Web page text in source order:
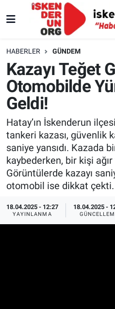
HABERLER GÜNDEM
Kazayı Teğet
Otomobilde
Geldi!
Hatay’ın İskenderun
tankeri kazası, güvenlik
saniye yansıdı. Kazada
kaybederken, bir kişi ağır
Görüntülerde kazayı
otomobil ise dikkat çekti.
18.04.2025 - 12:27
YAYINLANMA
18.04.2025 -